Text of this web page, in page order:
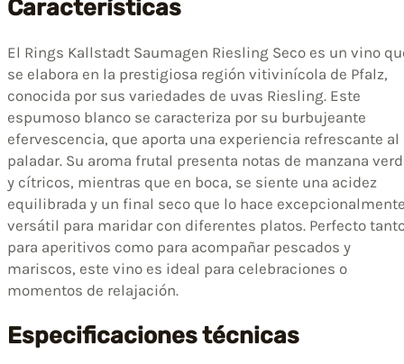
Características
El Rings Kallstadt Saumagen Riesling Seco es un vino
se elabora en la prestigiosa región vitivinícola de Pfalz,
conocida por sus variedades de uvas Riesling. Este
espumoso blanco se caracteriza por su burbujeante
efervescencia, que aporta una experiencia refrescante al
paladar. Su aroma frutal presenta notas de manzana
y cítricos, mientras que en boca, se siente una acidez
equilibrada y un final seco que lo hace
versátil para maridar con diferentes platos. Perfecto
para aperitivos como para acompañar pescados y
mariscos, este vino es ideal para celebraciones o
momentos de relajación.
Especificaciones técnicas